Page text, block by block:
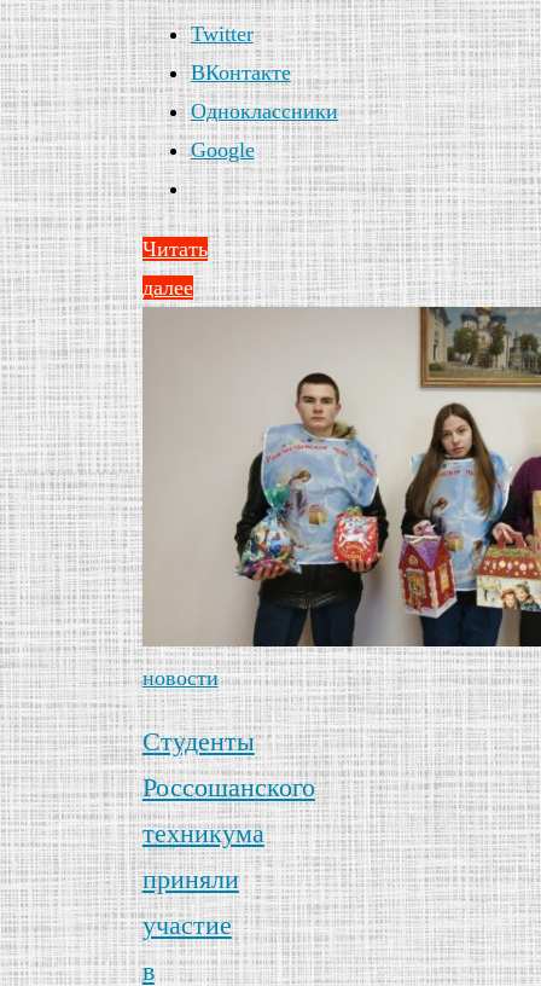
Twitter
ВКонтакте
Одноклассники
Google
Читать
далее
новости
Студенты
Россошанского
техникума
приняли
участие
в